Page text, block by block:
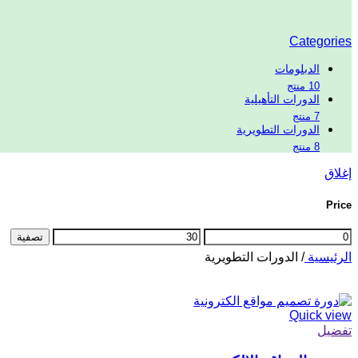
Categories
الدبلومات
10 منتج
الدورات التأهيلية
7 منتج
الدورات التطويرية
8 منتج
إغلاق
Price
تصفية
الرئيسية/ الدورات التطويرية
Quick view
تفضيل